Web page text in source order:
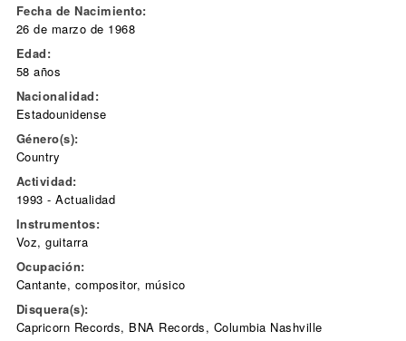
Fecha de Nacimiento:
26 de marzo de 1968
Edad:
58 años
Nacionalidad:
Estadounidense
Género(s):
Country
Actividad:
1993 - Actualidad
Instrumentos:
Voz, guitarra
Ocupación:
Cantante, compositor, músico
Disquera(s):
Capricorn Records, BNA Records, Columbia Nashville